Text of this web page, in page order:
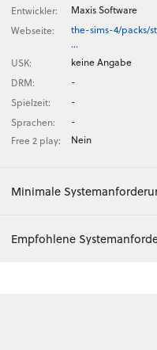
Entwickler:
Maxis Software
Webseite:
the-sims-4/packs/
…
USK:
keine Angabe
DRM:
-
Spielzeit:
-
Sprachen:
-
Free 2 play:
Nein
Minimale
Empfohlene